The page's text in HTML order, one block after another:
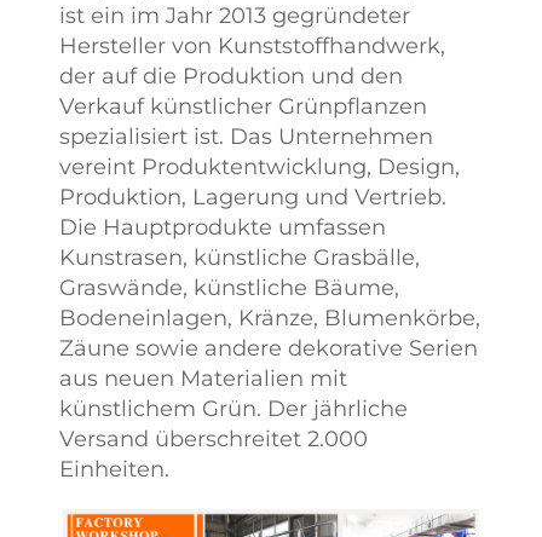
ist ein im Jahr 2013 gegründeter
Hersteller von Kunststoffhandwerk,
der auf die Produktion und den
Verkauf künstlicher Grünpflanzen
spezialisiert ist. Das Unternehmen
vereint Produktentwicklung, Design,
Produktion, Lagerung und Vertrieb.
Die Hauptprodukte umfassen
Kunstrasen, künstliche Grasbälle,
Graswände, künstliche Bäume,
Bodeneinlagen, Kränze, Blumenkörbe,
Zäune sowie andere dekorative Serien
aus neuen Materialien mit
künstlichem Grün. Der jährliche
Versand überschreitet 2.000
Einheiten.